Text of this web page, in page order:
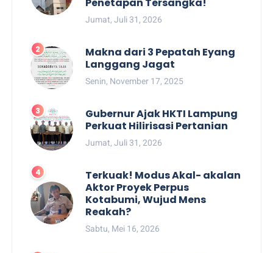
Jumat, Juli 31, 2026
Makna dari 3 Pepatah Eyang
Langgang Jagat
Senin, November 17, 2025
Gubernur Ajak HKTI Lampung
Perkuat Hilirisasi Pertanian
Jumat, Juli 31, 2026
Terkuak! Modus Akal- akalan
Aktor Proyek Perpus
Kotabumi, Wujud Mens
Reakah?
Sabtu, Mei 16, 2026